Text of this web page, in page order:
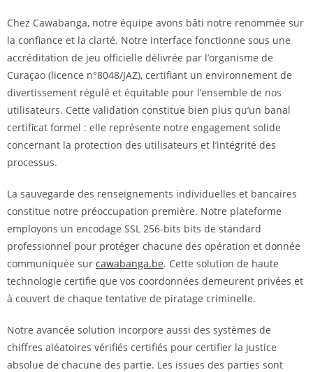
Chez Cawabanga, notre équipe avons bâti notre renommée sur
la confiance et la clarté. Notre interface fonctionne sous une
accréditation de jeu officielle délivrée par l’organisme de
Curaçao (licence n°8048/JAZ), certifiant un environnement de
divertissement régulé et équitable pour l’ensemble de nos
utilisateurs. Cette validation constitue bien plus qu’un banal
certificat formel : elle représente notre engagement solide
concernant la protection des utilisateurs et l’intégrité des
processus.
La sauvegarde des renseignements individuelles et bancaires
constitue notre préoccupation première. Notre plateforme
employons un encodage SSL 256-bits bits de standard
professionnel pour protéger chacune des opération et donnée
communiquée sur cawabanga.be. Cette solution de haute
technologie certifie que vos coordonnées demeurent privées et
à couvert de chaque tentative de piratage criminelle.
Notre avancée solution incorpore aussi des systèmes de
chiffres aléatoires vérifiés certifiés pour certifier la justice
absolue de chacune des partie. Les issues des parties sont